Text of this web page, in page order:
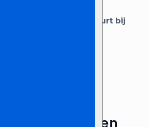
je ‘DMX 2.5 Meter’ huurt bij
Zeeland:
meter)
producten